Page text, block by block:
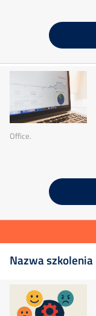
Office.
Nazwa szkolenia